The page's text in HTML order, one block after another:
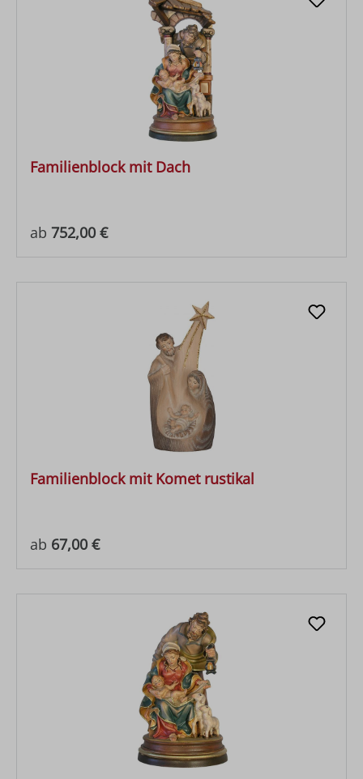
Familienblock mit Dach
Regulärer Preis:
ab 752,00 €
Familienblock mit Komet rustikal
Regulärer Preis:
ab 67,00 €